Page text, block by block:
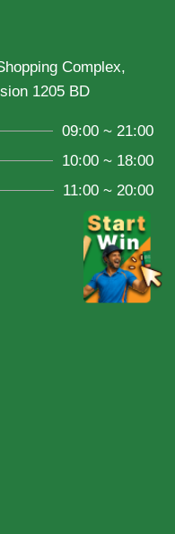
Complex,
1205 BD
09:00 ~ 21:00
10:00 ~ 18:00
11:00 ~ 20:00